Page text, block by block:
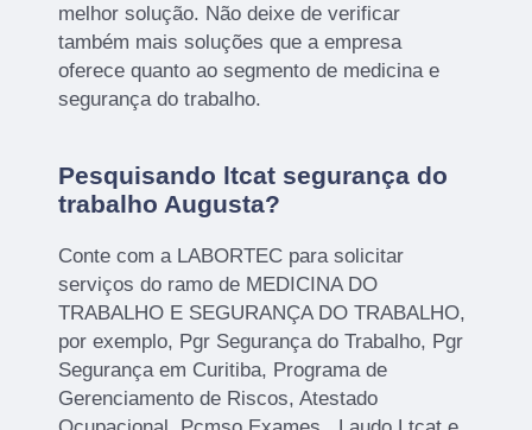
melhor solução. Não deixe de verificar
também mais soluções que a empresa
oferece quanto ao segmento de medicina e
segurança do trabalho.
Pesquisando ltcat segurança do
trabalho Augusta?
Conte com a LABORTEC para solicitar
serviços do ramo de MEDICINA DO
TRABALHO E SEGURANÇA DO TRABALHO,
por exemplo, Pgr Segurança do Trabalho, Pgr
Segurança em Curitiba, Programa de
Gerenciamento de Riscos, Atestado